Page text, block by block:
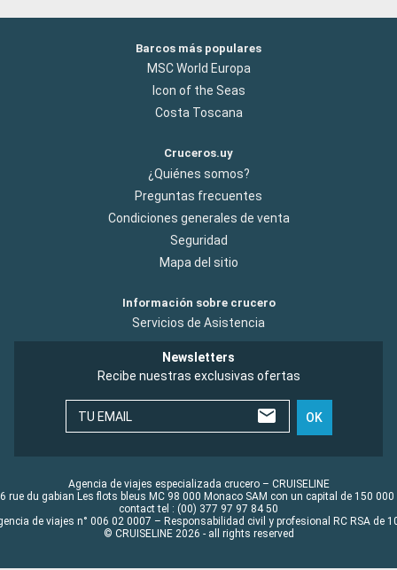
Barcos más populares
MSC World Europa
Icon of the Seas
Costa Toscana
Cruceros.uy
¿Quiénes somos?
Preguntas frecuentes
Condiciones generales de venta
Seguridad
Mapa del sitio
Información sobre crucero
Servicios de Asistencia
Newsletters
Recibe nuestras exclusivas ofertas
TU EMAIL OK
Agencia de viajes especializada crucero – CRUISELINE
rue du gabian Les flots bleus MC 98 000 Monaco SAM con un capital de 150 000
contact tel : (00) 377 97 97 84 50
de viajes n° 006 02 0007 – Responsabilidad civil y profesional RC RSA de
© CRUISELINE 2026 - all rights reserved